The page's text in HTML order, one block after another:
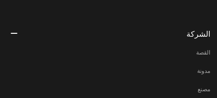
الشركة
القصة
مدونة
مصنع